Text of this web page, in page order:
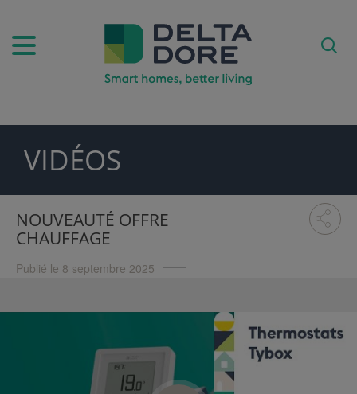
& SERVICES)
VIDÉOS
NOUVEAUTÉ OFFRE
CHAUFFAGE
Publié le 8 septembre 2025